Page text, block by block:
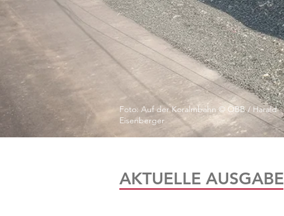
Foto: Auf der Koralmbahn © ÖBB / Harald
Eisenberger
AKTUELLE AUSGABE